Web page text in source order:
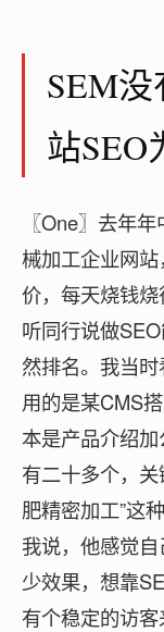
SEM
站
〖One〗去年
械加工企业网
价，每天烧钱
听同行说做
然排名。我当时
用的是某CMS
本是产品介绍
有二十多个，
肥精密加工”这
我说，他感觉
少效果，想靠
有个稳定的访